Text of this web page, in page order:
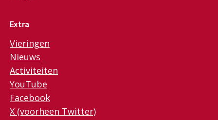
Extra
Vieringen
Nieuws
Activiteiten
YouTube
Facebook
X (voorheen Twitter)